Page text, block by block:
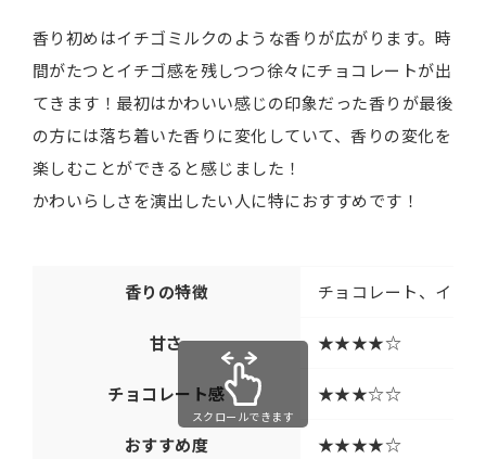
香り初めはイチゴミルクのような香りが広がります。時
間がたつとイチゴ感を残しつつ徐々にチョコレートが出
てきます！最初はかわいい感じの印象だった香りが最後
の方には落ち着いた香りに変化していて、香りの変化を
楽しむことができると感じました！
かわいらしさを演出したい人に特におすすめです！
香りの特徴 チョコレート、イチゴ
甘さ ★★★★☆
チョコレート感 ★★★☆☆
おすすめ度 ★★★★☆
スクロールできます